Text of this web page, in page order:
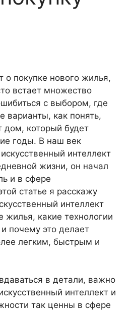
о покупке нового жилья,
встает множество
с выбором, где
варианты, как понять,
дом, который будет
годы. В наш век
интеллект
жизни, он начал
и в сфере
статье я расскажу
интеллект
жилья, какие технологии
почему это делает
легким, быстрым и
в детали, важно
интеллект и
так ценны в сфере